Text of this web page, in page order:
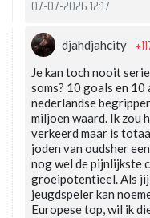
07-07-2026 12:17
djahdjahcity
Je kan toch nooit
soms? 10 goals en
nederlandse
miljoen waard. Ik zou
verkeerd maar is
joden van oudsher
nog wel de pijnlijkste
groeipotentieel. Als
jeugdspeler kan
Europese top, wil ik